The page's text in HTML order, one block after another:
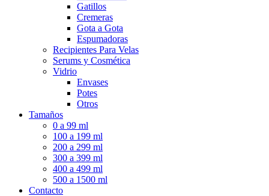
Gatillos
Cremeras
Gota a Gota
Espumadoras
Recipientes Para Velas
Serums y Cosmética
Vidrio
Envases
Potes
Otros
Tamaños
0 a 99 ml
100 a 199 ml
200 a 299 ml
300 a 399 ml
400 a 499 ml
500 a 1500 ml
Contacto